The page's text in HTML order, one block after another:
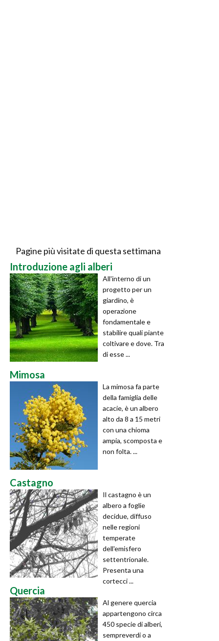
Pagine più visitate di questa settimana
Introduzione agli alberi
All'interno di un
progetto per un
giardino, è
operazione
fondamentale e
stabilire quali piante
coltivare e dove. Tra
di esse ...
Mimosa
La mimosa fa parte
della famiglia delle
acacie, è un albero
alto da 8 a 15 metri
con una chioma
ampia, scomposta e
non folta. ...
Castagno
Il castagno è un
albero a foglie
decidue, diffuso
nelle regioni
temperate
dell'emisfero
settentrionale.
Presenta una
cortecci ...
Quercia
Al genere quercia
appartengono circa
450 specie di alberi,
sempreverdi o a